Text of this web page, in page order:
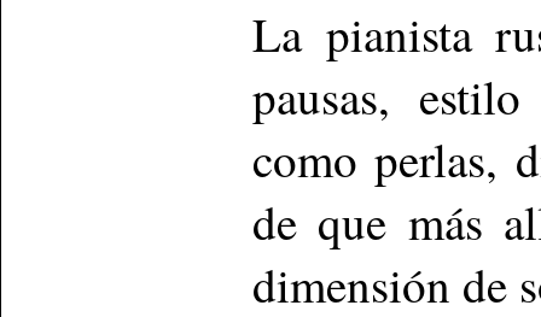
La pianista
pausas,
como perlas,
de que más
dimensión de